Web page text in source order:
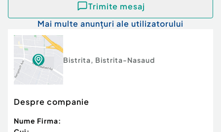
Posibilitate parcare: Da
Nr. locuri parcare:2
Curent
Apă
Canalizare
Gaz
Subsol
Trimite mesaj
Mai multe anunțuri ale utilizatorului
Bistrita, Bistrita-Nasaud
Despre companie
Nume Firma: